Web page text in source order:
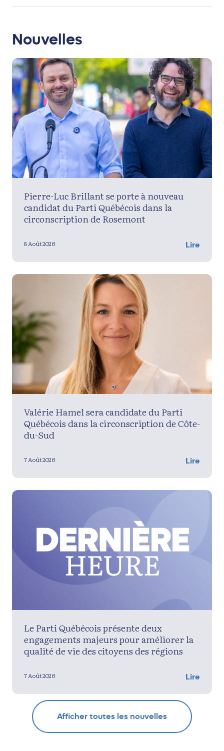
Nouvelles
Pierre-Luc Brillant se porte à nouveau
candidat du Parti Québécois dans la
circonscription de Rosemont
8 Août 2026 Lire
Valérie Hamel sera candidate du Parti
Québécois dans la circonscription de Côte-
du-Sud
7 Août 2026 Lire
Le Parti Québécois présente deux
engagements majeurs pour améliorer la
qualité de vie des citoyens des régions
7 Août 2026 Lire
Afficher toutes les nouvelles